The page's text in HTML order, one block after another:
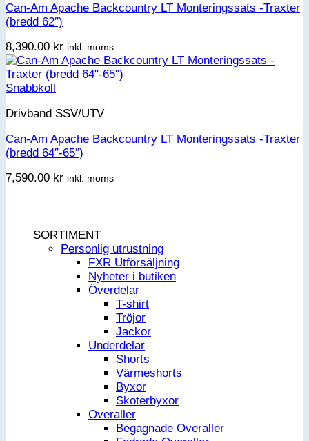
Can-Am Apache Backcountry LT Monteringssats -Traxter
(bredd 62″)
8,390.00 kr inkl. moms
Snabbkoll
Drivband SSV/UTV
Can-Am Apache Backcountry LT Monteringssats -Traxter
(bredd 64″-65″)
7,590.00 kr inkl. moms
SORTIMENT
Personlig utrustning
FXR Utförsäljning
Nyheter i butiken
Överdelar
T-shirt
Tröjor
Jackor
Underdelar
Shorts
Värmeshorts
Byxor
Skoterbyxor
Overaller
Begagnade Overaller